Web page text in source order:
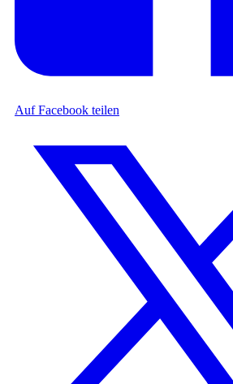
Auf Facebook teilen